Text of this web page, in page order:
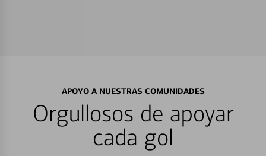
APOYO A NUESTRAS COMUNIDADES
Orgullosos de apoyar
cada gol